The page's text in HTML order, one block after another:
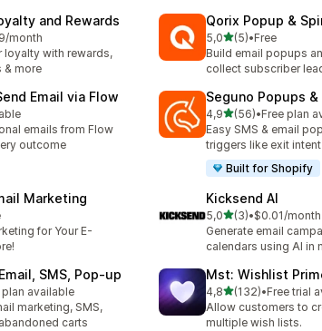
and Rewards
54
month
loyalty with rewards,
& more
Qorix Popup &
5,0na 5 gwiazdek
(5)
Łączna liczba recenzji:
•Free
Build email popups
collect subscriber
Email via Flow
emails from Flow
outcome
Seguno Popups &
4,9na 5 gwiazdek
(56)
Łączna liczba
•Free plan
Easy SMS & email
triggers like exit intent
Built for Shopify
Marketing
76
for Your E-
Kicksend AI
5,0na 5 gwiazdek
(3)
Łączna liczba recenzji:
•$0.01/month
Generate email
calendars using AI in
SMS, Pop‑up
10
plan available
marketing, SMS,
carts
Mst: Wishlist
4,8na 5 gwiazdek
(132)
Łączna liczba
•Free trial
Allow customers to
multiple wish lists.